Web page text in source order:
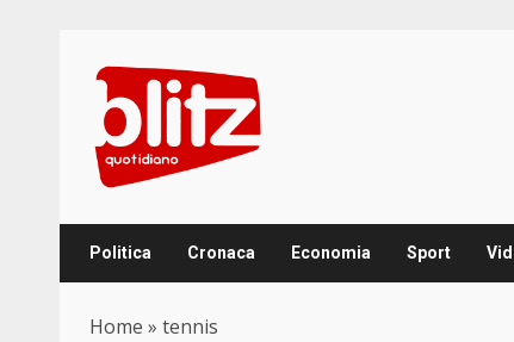
content
Politica Cronaca Economia Sport
Home » tennis